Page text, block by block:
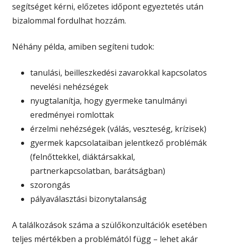
segítséget kérni, előzetes időpont egyeztetés után
bizalommal fordulhat hozzám.
Néhány példa, amiben segíteni tudok:
tanulási, beilleszkedési zavarokkal kapcsolatos
nevelési nehézségek
nyugtalanítja, hogy gyermeke tanulmányi
eredményei romlottak
érzelmi nehézségek (válás, veszteség, krízisek)
gyermek kapcsolataiban jelentkező problémák
(felnőttekkel, diáktársakkal,
partnerkapcsolatban, barátságban)
szorongás
pályaválasztási bizonytalanság
A találkozások száma a szülőkonzultációk esetében
teljes mértékben a problémától függ – lehet akár